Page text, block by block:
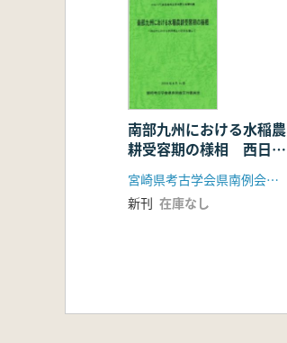
南部九州における水稲農
耕受容期の様相 西日本
における他地域との比較
を通して
宮崎県考古学会県南例会実行委員会
新刊 在庫なし